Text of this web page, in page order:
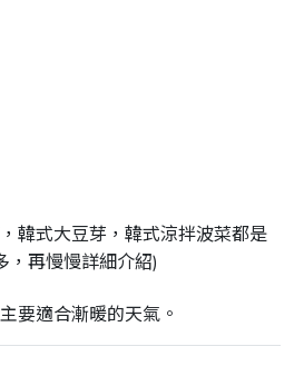
韓式大豆芽，韓式涼拌波菜都是
，再慢慢詳細介紹)
要適合漸暖的天氣。